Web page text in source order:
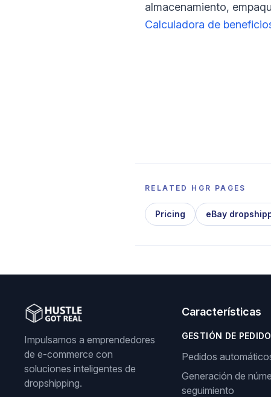
almacenamiento,
Calculadora de
RELATED HGR PAGES
Pricing eBay
Impulsamos a emprendedores
de e-commerce con
soluciones inteligentes de
dropshipping.
Características
GESTIÓN DE
Pedidos
Generación de
seguimiento